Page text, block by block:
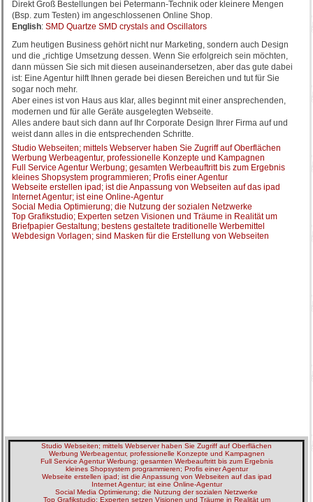
Direkt Groß Bestellungen bei Petermann-Technik oder kleinere Mengen
(Bsp. zum Testen) im angeschlossenen Online Shop.
English: SMD Quartze SMD crystals and Oscillators
Zum heutigen Business gehört nicht nur Marketing, sondern auch Design
und die „richtige Umsetzung dessen. Wenn Sie erfolgreich sein möchten,
dann müssen Sie sich mit diesen auseinandersetzen, aber das gute dabei
ist: Eine Agentur hilft Ihnen gerade bei diesen Bereichen und tut für Sie
sogar noch mehr.
Aber eines ist von Haus aus klar, alles beginnt mit einer ansprechenden,
modernen und für alle Geräte ausgelegten Webseite.
Alles andere baut sich dann auf Ihr Corporate Design Ihrer Firma auf und
weist dann alles in die entsprechenden Schritte.
Studio Webseiten; mittels Webserver haben Sie Zugriff auf Oberflächen
Werbung Werbeagentur, professionelle Konzepte und Kampagnen
Full Service Agentur Werbung; gesamten Werbeauftritt bis zum Ergebnis
kleines Shopsystem programmieren; Profis einer Agentur
Webseite erstellen ipad; ist die Anpassung von Webseiten auf das ipad
Internet Agentur; ist eine Online-Agentur
Social Media Optimierung; die Nutzung der sozialen Netzwerke
Top Grafikstudio; Experten setzen Visionen und Träume in Realität um
Briefpapier Gestaltung; bestens gestaltete traditionelle Werbemittel
Webdesign Vorlagen; sind Masken für die Erstellung von Webseiten
Studio Webseiten; mittels Webserver haben Sie Zugriff auf Oberflächen
Werbung Werbeagentur, professionelle Konzepte und Kampagnen
Full Service Agentur Werbung; gesamten Werbeauftritt bis zum Ergebnis
kleines Shopsystem programmieren; Profis einer Agentur
Webseite erstellen ipad; ist die Anpassung von Webseiten auf das ipad
Internet Agentur; ist eine Online-Agentur
Social Media Optimierung; die Nutzung der sozialen Netzwerke
Top Grafikstudio; Experten setzen Visionen und Träume in Realität um